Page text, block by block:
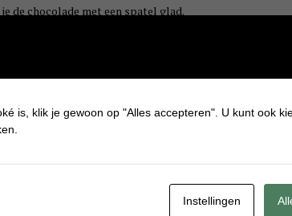
de chocolade met een spatel glad.
dicht op elkaar te leggen anders is het
is, klik je gewoon op "Alles accepteren". U kunt ook
Instellingen